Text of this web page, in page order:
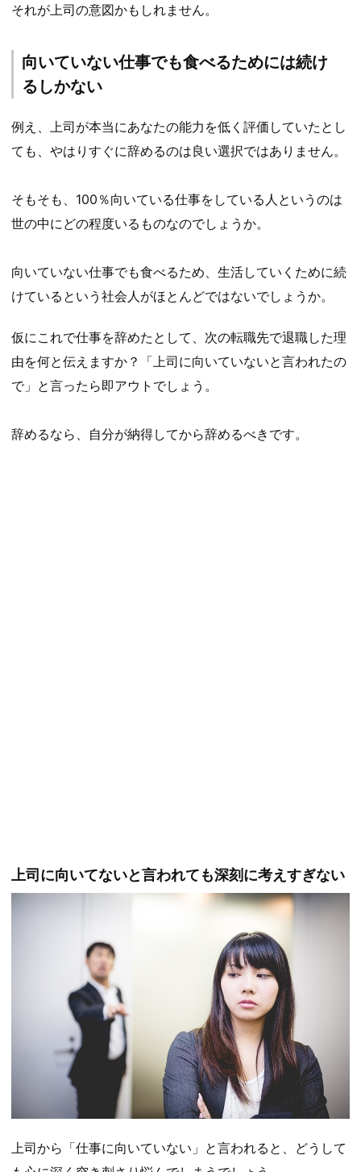
それが上司の意図かもしれません。
向いていない仕事でも食べるためには続け
るしかない
例え、上司が本当にあなたの能力を低く評価していたとし
ても、やはりすぐに辞めるのは良い選択ではありません。
そもそも、100％向いている仕事をしている人というのは
世の中にどの程度いるものなのでしょうか。
向いていない仕事でも食べるため、生活していくために続
けているという社会人がほとんどではないでしょうか。
仮にこれで仕事を辞めたとして、次の転職先で退職した理
由を何と伝えますか？「上司に向いていないと言われたの
で」と言ったら即アウトでしょう。
辞めるなら、自分が納得してから辞めるべきです。
上司に向いてないと言われても深刻に考えすぎない
上司から「仕事に向いていない」と言われると、どうして